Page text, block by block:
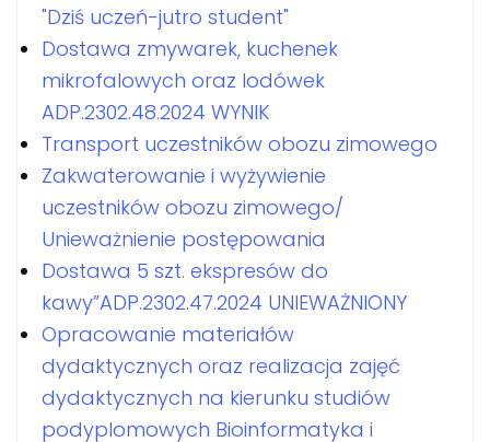
"Dziś uczeń-jutro student"
Dostawa zmywarek, kuchenek
mikrofalowych oraz lodówek
ADP.2302.48.2024 WYNIK
Transport uczestników obozu zimowego
Zakwaterowanie i wyżywienie
uczestników obozu zimowego/
Unieważnienie postępowania
Dostawa 5 szt. ekspresów do
kawy”ADP.2302.47.2024 UNIEWAŻNIONY
Opracowanie materiałów
dydaktycznych oraz realizacja zajęć
dydaktycznych na kierunku studiów
podyplomowych Bioinformatyka i